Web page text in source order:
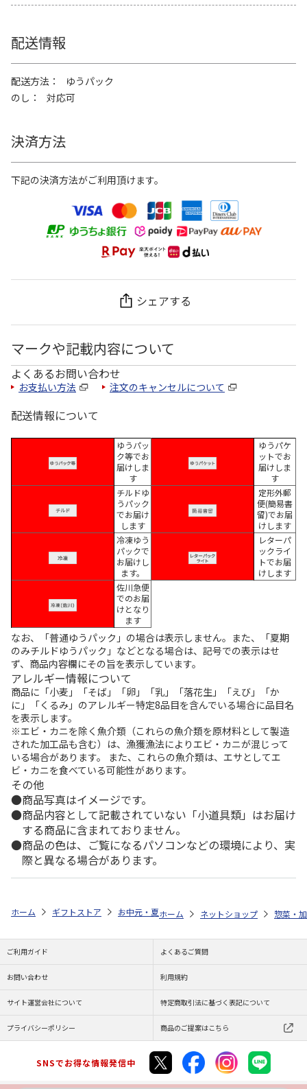
配送情報
配送方法
ゆうパック
のし
対応可
決済方法
下記の決済方法がご利用頂けます。
シェアする
マークや記載内容について
よくあるお問い合わせ
お支払い方法 注文のキャンセルについて
配送情報について
ゆうパッ
ク等でお
届けしま
す
ゆうパケ
ットでお
届けしま
す
チルドゆ
うパック
でお届け
します
定形外郵
便(簡易書
留)でお届
けします
冷凍ゆう
パックで
お届けし
ます。
レターパ
ックライ
トでお届
けします
佐川急便
でのお届
けとなり
ます
なお、「普通ゆうパック」の場合は表示しません。また、「夏期
のみチルドゆうパック」などとなる場合は、記号での表示はせ
ず、商品内容欄にその旨を表示しています。
アレルギー情報について
商品に「小麦」「そば」「卵」「乳」「落花生」「えび」「か
に」「くるみ」のアレルギー特定8品目を含んでいる場合に品目名
を表示します。
※エビ・カニを除く魚介類（これらの魚介類を原材料として製造
された加工品も含む）は、漁獲漁法によりエビ・カニが混じって
いる場合があります。 また、これらの魚介類は、エサとしてエ
ビ・カニを食べている可能性があります。
その他
商品写真はイメージです。
商品内容として記載されていない「小道具類」はお届け
する商品に含まれておりません。
商品の色は、ご覧になるパソコンなどの環境により、実
際と異なる場合があります。
ホーム ギフトストア お中元・夏ギフト特集 2026 ゆうゆうギフト
ホーム ネットショップ 惣菜・
ご利用ガイド よくあるご質問
お問い合わせ 利用規約
サイト運営会社について 特定商取引法に基づく表記について
プライバシーポリシー 商品のご提案はこちら
SNSでお得な情報発信中